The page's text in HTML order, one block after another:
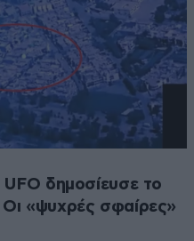
UFO δημοσίευσε το
«ψυχρές σφαίρες»